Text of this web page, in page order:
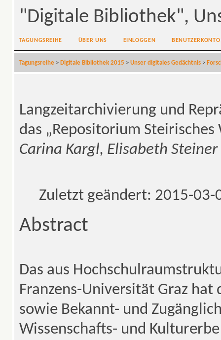
"Digitale Bibliothek",
TAGUNGSREIHE ÜBER UNS EINLOGGEN BENUTZERKONTO
Tagungsreihe> Digitale Bibliothek 2015 > Unser digitales Gedächtnis>
Langzeitarchivierung und
das „Repositorium Steirisches
Carina Kargl, Elisabeth Steiner
Zuletzt geändert: 2015-03-
Abstract
Das aus
Franzens-Universität Graz
sowie Bekannt- und
Wissenschafts- und